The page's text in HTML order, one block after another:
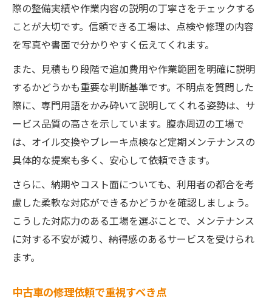
際の整備実績や作業内容の説明の丁寧さをチェックする
ことが大切です。信頼できる工場は、点検や修理の内容
を写真や書面で分かりやすく伝えてくれます。
また、見積もり段階で追加費用や作業範囲を明確に説明
するかどうかも重要な判断基準です。不明点を質問した
際に、専門用語をかみ砕いて説明してくれる姿勢は、サ
ービス品質の高さを示しています。腹赤周辺の工場で
は、オイル交換やブレーキ点検など定期メンテナンスの
具体的な提案も多く、安心して依頼できます。
さらに、納期やコスト面についても、利用者の都合を考
慮した柔軟な対応ができるかどうかを確認しましょう。
こうした対応力のある工場を選ぶことで、メンテナンス
に対する不安が減り、納得感のあるサービスを受けられ
ます。
中古車の修理依頼で重視すべき点